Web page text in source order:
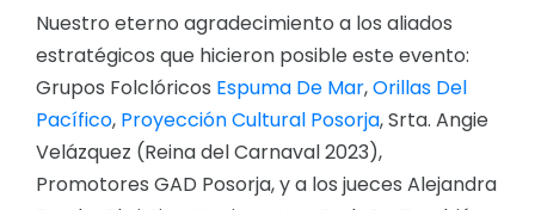
Nuestro eterno agradecimiento a los aliados
estratégicos que hicieron posible este evento:
Grupos Folclóricos Espuma De Mar,Orillas Del
Pacífico, Proyección Cultural Posorja, Srta. Angie
Velázquez (Reina del Carnaval 2023),
Promotores GAD Posorja, y a los jueces Alejandra